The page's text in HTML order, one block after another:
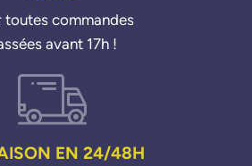
toutes commandes
avant 17h !
EN 24/48H